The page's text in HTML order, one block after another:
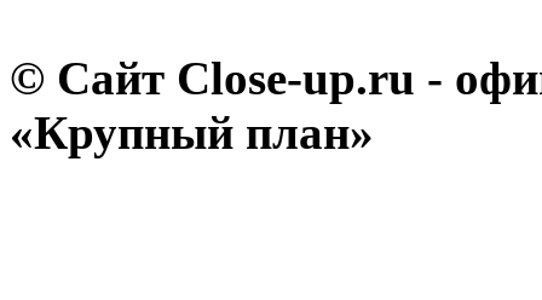
© Сайт Close-up.ru -
«Крупный план»